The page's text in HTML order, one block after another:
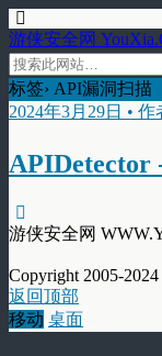
游侠安全网
标签› API漏洞扫描
2024年3月29日 •
APIDetector
游侠安全网
Copyright 2005-2024
返回顶部
移动 桌面